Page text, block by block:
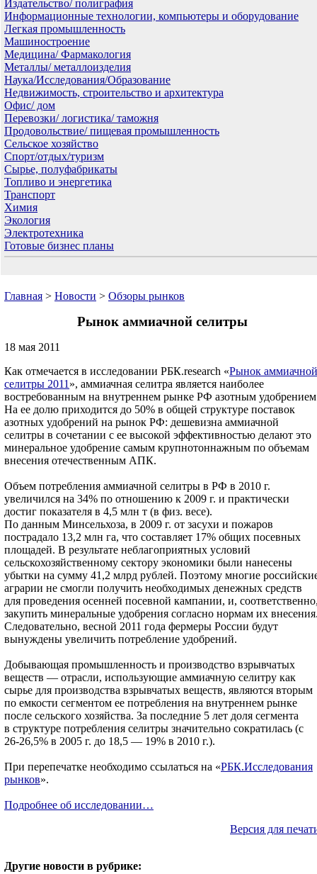
Издательство/ полиграфия
Информационные технологии, компьютеры и оборудование
Легкая промышленность
Машиностроение
Медицина/ Фармакология
Металлы/ металлоизделия
Наука/Исследования/Образование
Недвижимость, строительство и архитектура
Офис/ дом
Перевозки/ логистика/ таможня
Продовольствие/ пищевая промышленность
Сельское хозяйство
Спорт/отдых/туризм
Сырье, полуфабрикаты
Топливо и энергетика
Транспорт
Химия
Экология
Электротехника
Готовые бизнес планы
Главная > Новости > Обзоры рынков
Рынок аммиачной селитры
18 мая 2011
Как отмечается в исследовании РБК.research «Рынок аммиачной
селитры 2011 », аммиачная селитра является наиболее
востребованным на внутреннем рынке РФ азотным
На ее долю приходится до 50% в общей структуре поставок
азотных удобрений на рынок РФ: дешевизна аммиачной
селитры в сочетании с ее высокой эффективностью делают это
минеральное удобрение самым крупнотоннажным по объемам
внесения отечественным АПК.
Объем потребления аммиачной селитры в РФ в 2010 г.
увеличился на 34% по отношению к 2009 г. и практически
достиг показателя в 4,5 млн т (в физ. весе).
По данным Минсельхоза, в 2009 г. от засухи и пожаров
пострадало 13,2 млн га, что составляет 17% общих посевных
площадей. В результате неблагоприятных условий
сельскохозяйственному сектору экономики были нанесены
убытки на сумму 41,2 млрд рублей. Поэтому многие
аграрии не смогли получить необходимых денежных средств
для проведения осенней посевной кампании, и,
закупить минеральные удобрения согласно нормам их
Следовательно, весной 2011 года фермеры России будут
вынуждены увеличить потребление удобрений.
Добывающая промышленность и производство взрывчатых
веществ — отрасли, использующие аммиачную селитру как
сырье для производства взрывчатых веществ, являются вторым
по емкости сегментом ее потребления на внутреннем рынке
после сельского хозяйства. За последние 5 лет доля сегмента
в структуре потребления селитры значительно сократилась (с
26-26,5% в 2005 г. до 18,5 — 19% в 2010 г.).
При перепечатке необходимо ссылаться на «РБК.Исследования
рынков».
Подробнее об исследовании…
Версия для
Другие новости в рубрике: